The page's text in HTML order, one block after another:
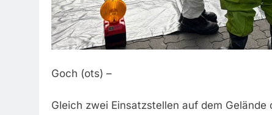
Goch (ots) –
Gleich zwei Einsatzstellen auf dem